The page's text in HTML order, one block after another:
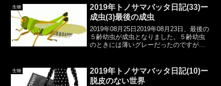
と」です。数日前までいた、１齢幼虫？
と思われる個体は脱皮...
生物
2019年トノサマバッタ日記(33)ー
成虫(3)最後の成虫
2019年08月25日2019年08月23日、最後の
５齢幼虫が成虫となりました。５齢幼虫
のときには薄いグレーだったのですが、
リースしたいのですが、５齢幼虫時代か
ら、↓の成...
生物
2019年トノサマバッタ日記(10)ー
脱皮のない世界